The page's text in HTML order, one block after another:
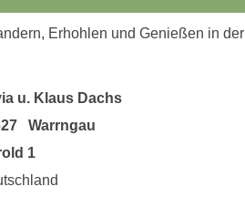
Erhohlen und Genießen in der
u. Klaus Dachs
Warrngau
1